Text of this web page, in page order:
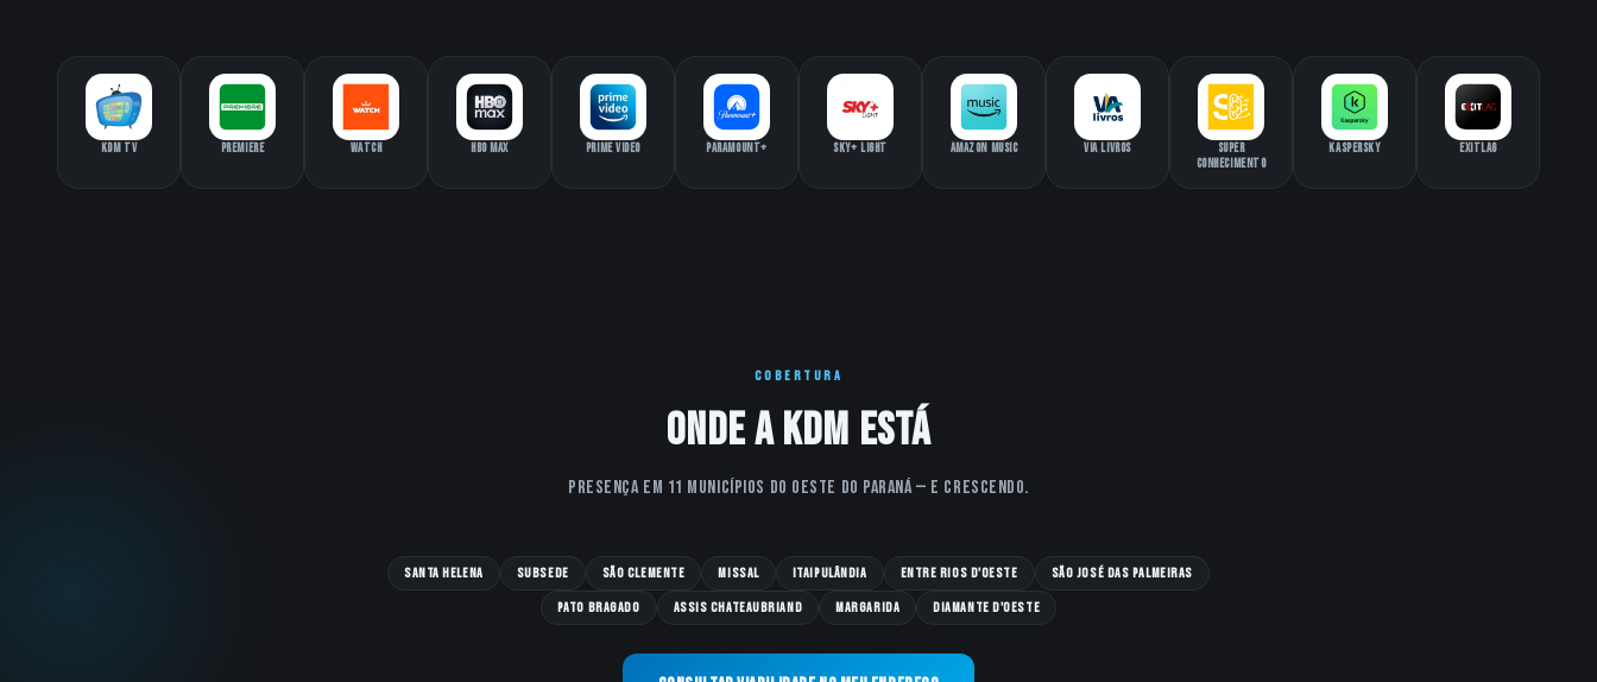
KDM TV Premiere Watch HBO Max Prime Video Paramount+ Sky+ Light Amazon Music Via Livros
Super
Conhecimento
Kaspersky ExitLag
COBERTURA
Onde a KDM está
Presença em 11 municípios do oeste do Paraná — e crescendo.
Santa Helena Subsede São Clemente Missal Itaipulândia Entre Rios D'Oeste São José das Palmeiras
Pato Bragado Assis Chateaubriand Margarida Diamante D'Oeste